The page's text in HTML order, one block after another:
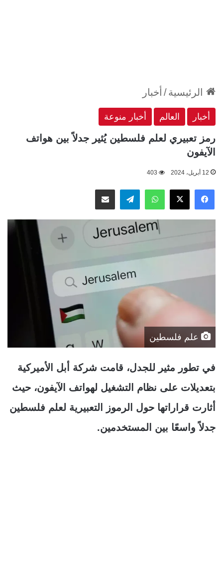
الرئيسية/ أخبار
أخبار العالم أخبار منوعة
رمز تعبيري لعلم فلسطين يُثير جدلاً بين هواتف
الآيفون
12 أبريل، 2024 403
فيسبوك
‫X واتسابتيلقراممشاركة عبر البريد
علم فلسطين
في تطور مثير للجدل، قامت شركة أبل الأميركية
بتعديلات على نظام التشغيل لهواتف الآيفون، حيث
أثارت قراراتها حول الرموز التعبيرية لعلم فلسطين
جدلاً واسعًا بين المستخدمين.